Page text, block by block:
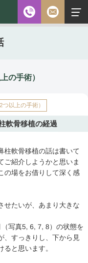
お電話
。
メールフォーム
03-5315-4391
の手術）
以上の手術）
軟骨移植の経過
柱軟骨移植の話は書いて
ご紹介しようかと思いま
の場をお借りして深く感
せたいが、あまり大きな
写真5, 6, 7, 8）の状態を
、すっきりし、下から見
と思います。